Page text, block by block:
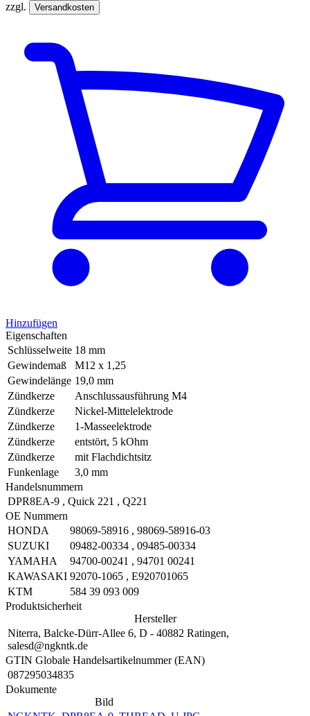
zzgl.
Versandkosten
Hinzufügen
Eigenschaften
Schlüsselweite 18 mm
Gewindemaß
M12 x 1,25
Gewindelänge 19,0 mm
Zündkerze
Anschlussausführung M4
Zündkerze
Nickel-Mittelelektrode
Zündkerze
1-Masseelektrode
Zündkerze
entstört, 5 kOhm
Zündkerze
mit Flachdichtsitz
Funkenlage
3,0 mm
Handelsnummern
DPR8EA-9 , Quick 221 , Q221
OE Nummern
HONDA
98069-58916 , 98069-58916-03
SUZUKI
09482-00334 , 09485-00334
YAMAHA
94700-00241 , 94701 00241
KAWASAKI 92070-1065 , E920701065
KTM
584 39 093 009
Produktsicherheit
Hersteller
Niterra, Balcke-Dürr-Allee 6, D - 40882 Ratingen,
salesd@ngkntk.de
GTIN Globale Handelsartikelnummer (EAN)
087295034835
Dokumente
Bild